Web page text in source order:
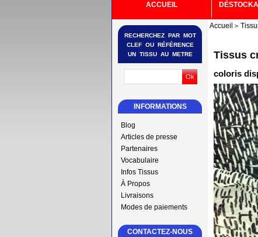
ACCUEIL
INFORMATIONS
Blog
Articles de presse
Partenaires
Vocabulaire
Infos Tissus
À Propos
Livraisons
Modes de paiements
RECHERCHEZ PAR MOT
CLEF OU RÉFÉRENCE
UN TISSU AU METRE
CONTACTEZ-NOUS
Accueil
Tissus
coloris